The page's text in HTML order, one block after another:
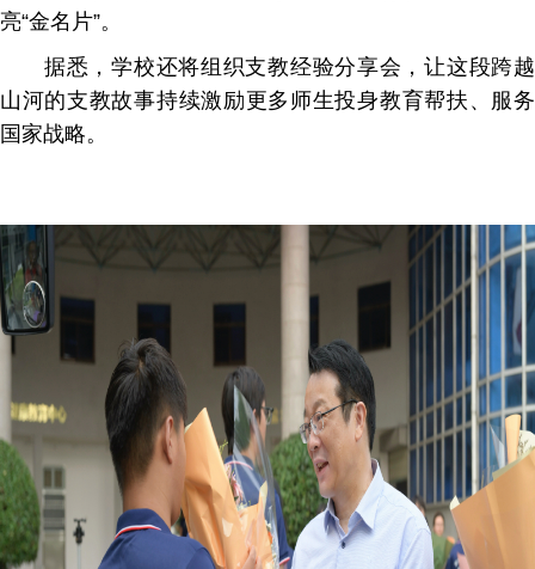
亮“金名片”。
据悉，学校还将组织支教经验分享会，让这段跨越
山河的支教故事持续激励更多师生投身教育帮扶、服务
国家战略。